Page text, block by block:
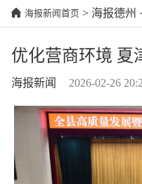
海报新闻首页 > 海报德州
优化营商环境 夏
海报新闻 2026-02-26